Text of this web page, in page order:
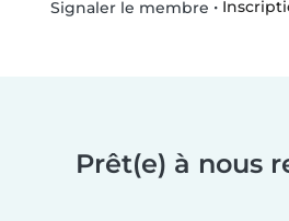
Signaler le membre •
Prêt(e) à nous